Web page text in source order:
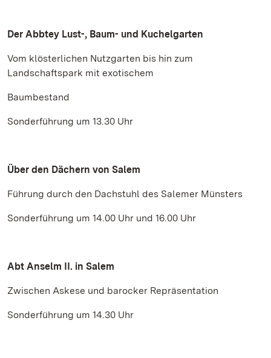
Der Abbtey Lust-, Baum- und Kuchelgarten
Vom klösterlichen Nutzgarten bis hin zum
Landschaftspark mit exotischem
Baumbestand
Sonderführung um 13.30 Uhr
Über den Dächern von Salem
Führung durch den Dachstuhl des Salemer Münsters
Sonderführung um 14.00 Uhr und 16.00 Uhr
Abt Anselm II. in Salem
Zwischen Askese und barocker Repräsentation
Sonderführung um 14.30 Uhr